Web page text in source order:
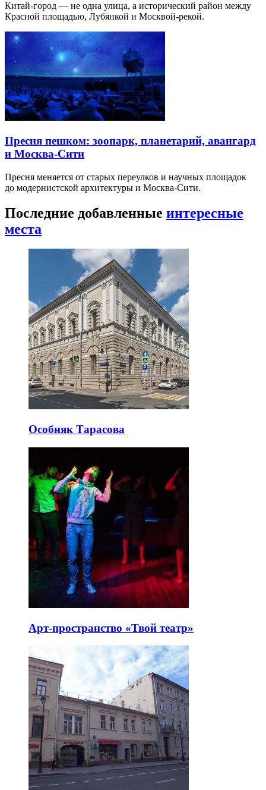
Китай-город — не одна улица, а исторический район между
Красной площадью, Лубянкой и Москвой-рекой.
Пресня пешком: зоопарк, планетарий, авангард
и Москва-Сити
Пресня меняется от старых переулков и научных площадок
до модернистской архитектуры и Москва-Сити.
Последние добавленные интересные
места
Особняк Тарасова
Арт-пространство «Твой театр»